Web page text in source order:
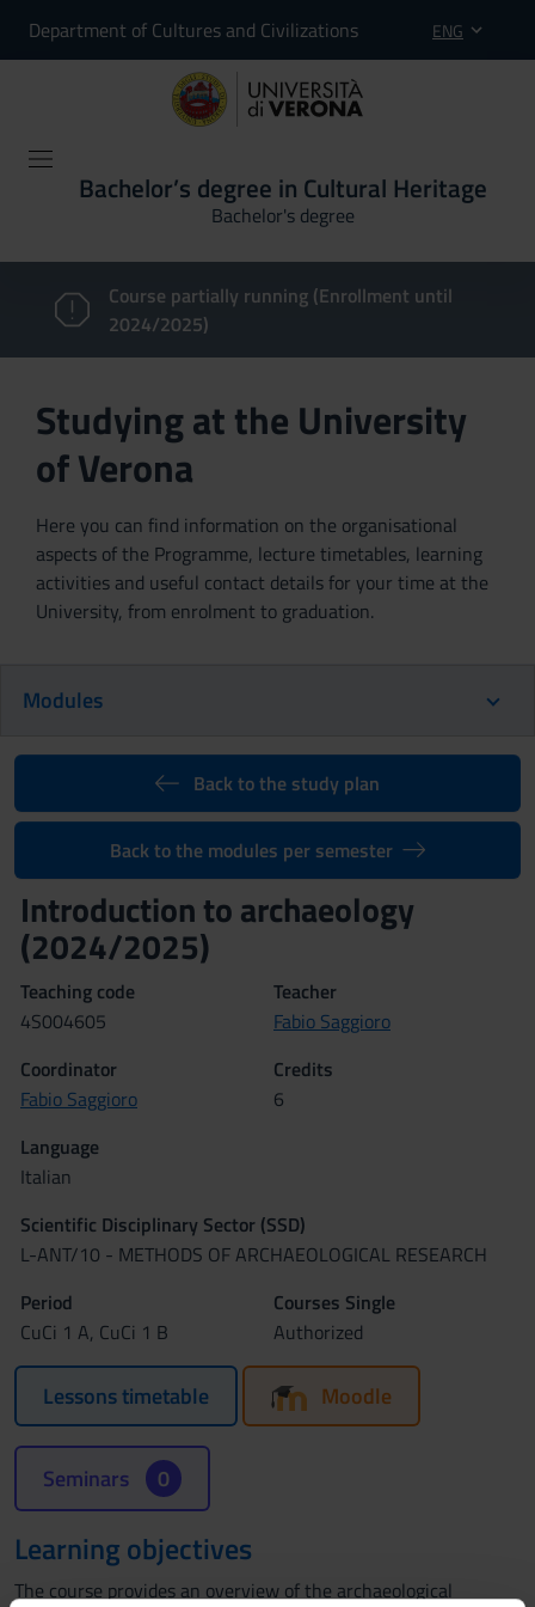
Department of Cultures and Civilizations ENG
Bachelor’s degree in Cultural Heritage
Bachelor's degree
Course partially running (Enrollment until
2024/2025)
Studying at the University
of Verona
Here you can find information on the organisational
aspects of the Programme, lecture timetables, learning
activities and useful contact details for your time at the
University, from enrolment to graduation.
Modules
Back to the study plan
Back to the modules per semester
Introduction to archaeology
(2024/2025)
Teaching code
4S004605
Teacher
Fabio Saggioro
Coordinator
Fabio Saggioro
Credits
6
Language
Italian
Scientific Disciplinary Sector (SSD)
L-ANT/10 - METHODS OF ARCHAEOLOGICAL RESEARCH
Period
CuCi 1 A, CuCi 1 B
Courses Single
Authorized
Lessons timetable Moodle
Seminars 0
Learning objectives
The course provides an overview of the archaeological